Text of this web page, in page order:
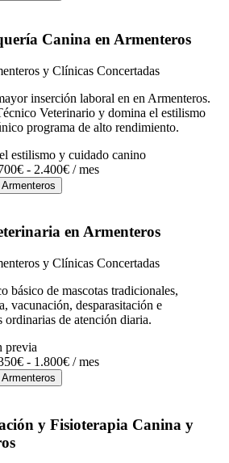
Canina en Armenteros
y Clínicas Concertadas
inserción laboral en en Armenteros.
Veterinario y domina el estilismo
programa de alto rendimiento.
estilismo y cuidado canino
- 2.400€ / mes
en Armenteros
y Clínicas Concertadas
básico de mascotas tradicionales,
vacunación, desparasitación e
ordinarias de atención diaria.
previa
- 1.800€ / mes
y Fisioterapia Canina y